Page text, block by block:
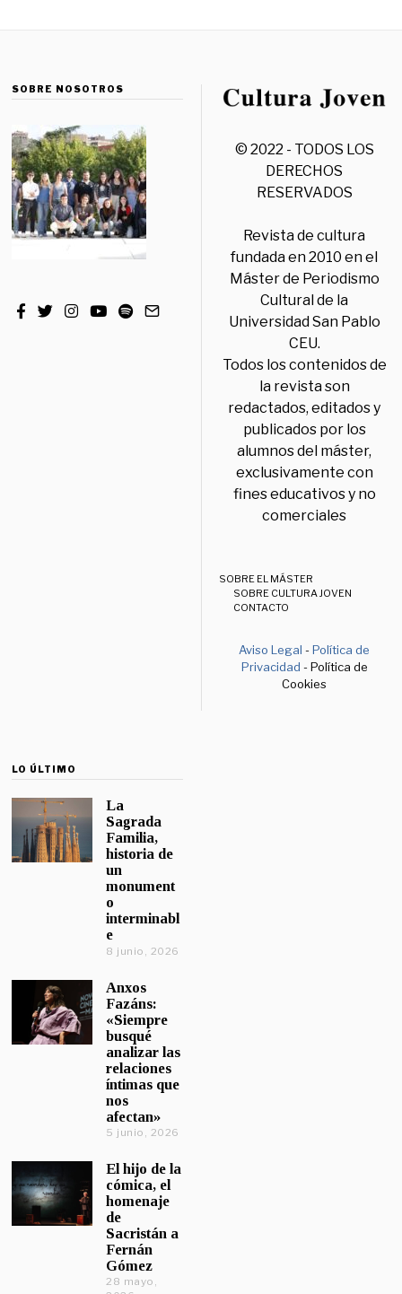
SOBRE NOSOTROS
© 2022 - TODOS LOS
DERECHOS
RESERVADOS
Revista de cultura
fundada en 2010 en el
Máster de Periodismo
Cultural de la
Universidad San Pablo
CEU.
Todos los contenidos de
la revista son
redactados, editados y
publicados por los
alumnos del máster,
exclusivamente con
fines educativos y no
comerciales
SOBRE EL MÁSTER
SOBRE CULTURA JOVEN
CONTACTO
Aviso Legal -Política de
Privacidad - Política de
Cookies
LO ÚLTIMO
La
Sagrada
Familia,
historia de
un
monument
o
interminabl
e
8 junio, 2026
Anxos
Fazáns:
«Siempre
busqué
analizar las
relaciones
íntimas que
nos
afectan»
5 junio, 2026
El hijo de la
cómica, el
homenaje
de
Sacristán a
Fernán
Gómez
28 mayo,